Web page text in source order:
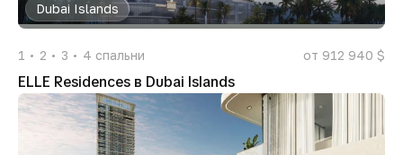
Dubai Islands
1 2 3 4 спальни от 912 940 $
ELLE Residences в Dubai Islands